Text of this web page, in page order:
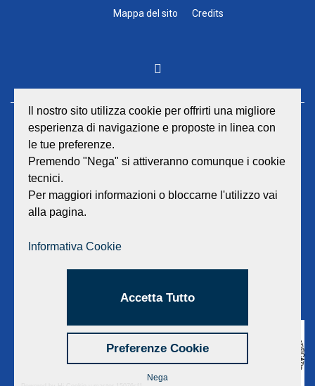
Mappa del sito
Credits
GEAT Srl
Sede legale e amministrativa:
Viale Lombardia 17 - 47838 Riccione
Capitale sociale euro 12.233.943,00 I.V.
E-mail:
Il nostro sito utilizza cookie per offrirti una migliore
esperienza di navigazione e proposte in linea con
le tue preferenze.
Premendo "Nega" si attiveranno comunque i cookie
tecnici.
Per maggiori informazioni o bloccarne l'utilizzo vai
alla pagina.
Informativa Cookie
Accetta Tutto
Preferenze Cookie
Nega